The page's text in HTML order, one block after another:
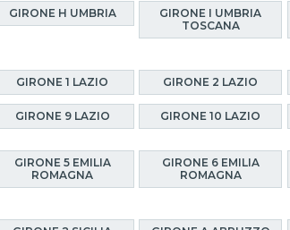
GIRONE H UMBRIA
GIRONE I UMBRIA
TOSCANA
GIRONE 1 LAZIO GIRONE 2 LAZIO
GIRONE 9 LAZIO GIRONE 10 LAZIO
GIRONE 5 EMILIA
ROMAGNA
GIRONE 6 EMILIA
ROMAGNA